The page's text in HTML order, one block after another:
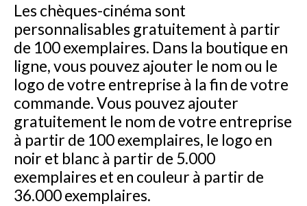
Les chèques-cinéma sont
personnalisables gratuitement à partir
de 100 exemplaires. Dans la boutique en
ligne, vous pouvez ajouter le nom ou le
logo de votre entreprise à la fin de votre
commande. Vous pouvez ajouter
gratuitement le nom de votre entreprise
à partir de 100 exemplaires, le logo en
noir et blanc à partir de 5.000
exemplaires et en couleur à partir de
36.000 exemplaires.